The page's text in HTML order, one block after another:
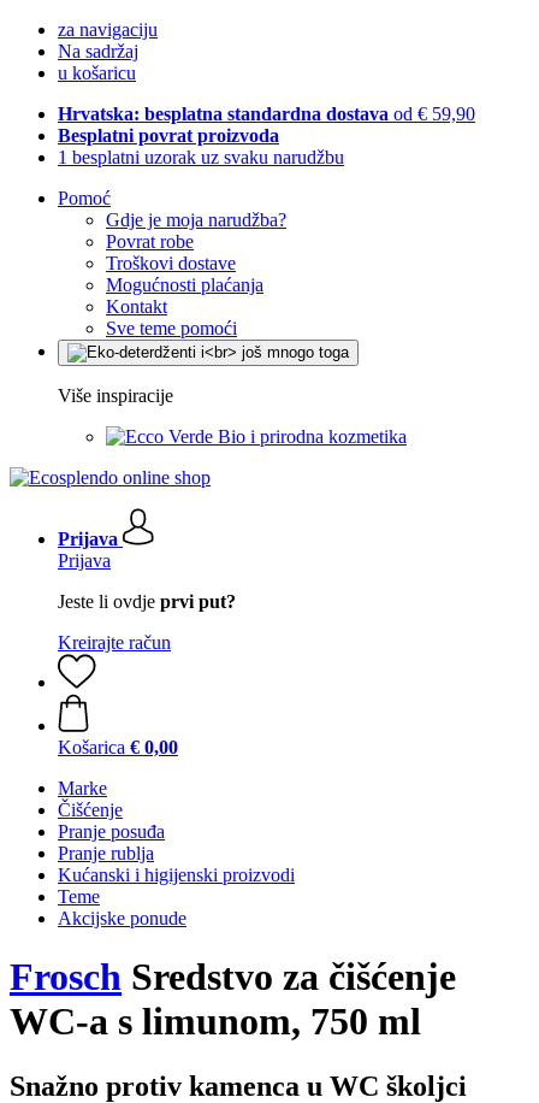
za navigaciju
Na sadržaj
u košaricu
Hrvatska: besplatna standardna dostava od € 59,90
Besplatni povrat proizvoda
1 besplatni uzorak uz svaku narudžbu
Pomoć
Gdje je moja narudžba?
Povrat robe
Troškovi dostave
Mogućnosti plaćanja
Kontakt
Sve teme pomoći
Više inspiracije
Bio i prirodna kozmetika
Prijava
Prijava
Jeste li ovdje prvi put?
Kreirajte račun
Košarica € 0,00
Marke
Čišćenje
Pranje posuđa
Pranje rublja
Kućanski i higijenski proizvodi
Teme
Akcijske ponude
Frosch Sredstvo za čišćenje
WC-a s limunom, 750 ml
Snažno protiv kamenca u WC školjci